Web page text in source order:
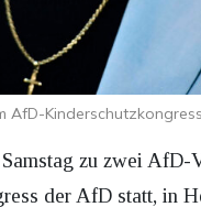
zu zwei AfD-
der AfD statt, in